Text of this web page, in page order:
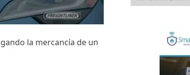
la mercancía de un